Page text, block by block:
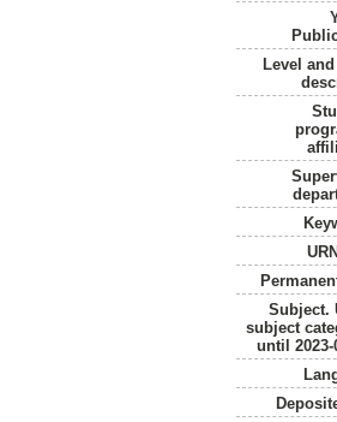
Level
Subject.
subject
until 2023-